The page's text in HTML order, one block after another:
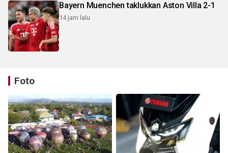
Bayern Muenchen taklukkan Aston Villa 2-1
14 jam lalu
Foto